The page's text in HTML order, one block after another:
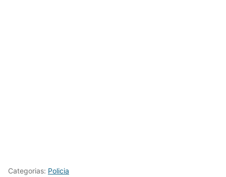
Categorias: Policia